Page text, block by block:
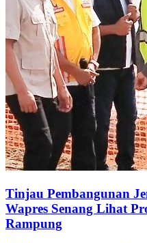
Tinjau Pembangunan
Wapres Senang Lihat
Rampung